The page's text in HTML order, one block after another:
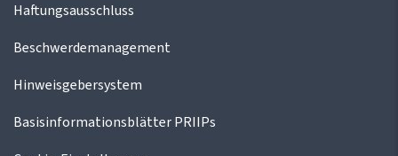
Haftungsausschluss
Beschwerdemanagement
Hinweisgebersystem
Basisinformationsblätter PRIIPs